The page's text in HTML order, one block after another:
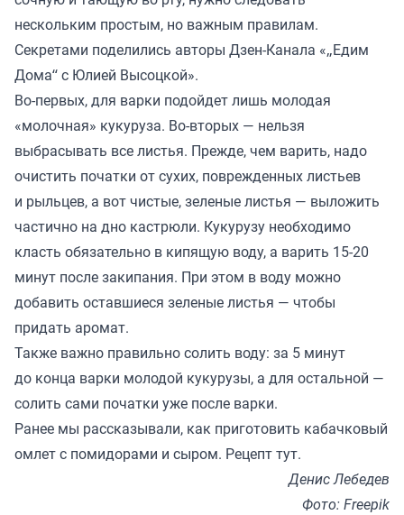
нескольким простым, но важным правилам.
Секретами поделились авторы Дзен-Канала «„Едим
Дома“ с Юлией Высоцкой».
Во-первых, для варки подойдет лишь молодая
«молочная» кукуруза. Во-вторых — нельзя
выбрасывать все листья. Прежде, чем варить, надо
очистить початки от сухих, поврежденных листьев
и рыльцев, а вот чистые, зеленые листья — выложить
частично на дно кастрюли. Кукурузу необходимо
класть обязательно в кипящую воду, а варить 15-20
минут после закипания. При этом в воду можно
добавить оставшиеся зеленые листья — чтобы
придать аромат.
Также важно правильно солить воду: за 5 минут
до конца варки молодой кукурузы, а для остальной —
солить сами початки уже после варки.
Ранее мы рассказывали, как приготовить кабачковый
омлет с помидорами и сыром. Рецепттут.
Денис Лебедев
Фото: Freepik